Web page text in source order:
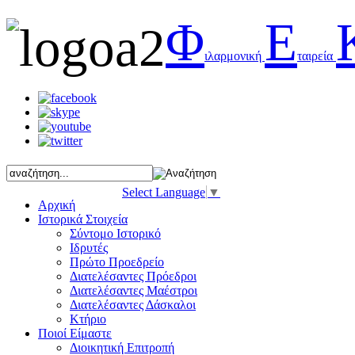
Φιλαρμονική Εταιρεία
Select Language ▼
Αρχική
Ιστορικά Στοιχεία
Σύντομο Ιστορικό
Ιδρυτές
Πρώτο Προεδρείο
Διατελέσαντες Πρόεδροι
Διατελέσαντες Μαέστροι
Διατελέσαντες Δάσκαλοι
Κτήριο
Ποιοί Είμαστε
Διοικητική Επιτροπή